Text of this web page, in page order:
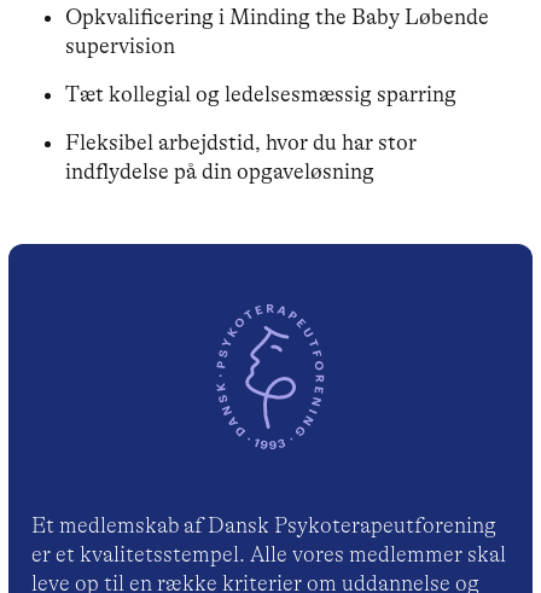
Opkvalificering i Minding the Baby Løbende
supervision
Tæt kollegial og ledelsesmæssig sparring
Fleksibel arbejdstid, hvor du har stor
indflydelse på din opgaveløsning
Et medlemskab af Dansk Psykoterapeutforening
er et kvalitetsstempel. Alle vores medlemmer skal
leve op til en række kriterier om uddannelse og